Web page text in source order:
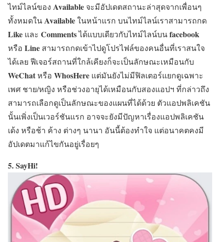
ไทม์ไลน์ของ Available จะมีอัปเดตสถานะล่าสุดจากเพื่อนๆ
ทั้งหมดในAvailableในหน้าแรก บนไทม์ไลน์เราสามารถกด
Like และ Commentsได้แบบเดียวกับไทม์ไลน์บนfacebook
หรือ Line สามารถกดเข้าไปดูโปรไฟล์ของคนอื่นที่เราสนใจ
ได้เลย ฟีเจอร์สถานที่ใกล้เคียงก็จะเป็นลักษณะเหมือนกับ
WeChatหรือ WhosHere แต่มันยังไม่มีฟิลเตอร์แยกดูเฉพาะ
เพศ ชาย/หญิง หรือช่วงอายุได้เหมือนกับสองแอปฯ ที่กล่าวถึง
สามารถเลือกดูเป็นลักษณะของแผนที่ได้ด้วย ตัวแอปพลิเคชัน
นั้นเพิ่งเป็นเวอร์ชันแรก อาจจะยังมีปัญหาเรื่องแอปพลิเคชัน
เด้ง หรือช้า ค้าง ต่างๆ นานา อันนี้ต้องทำใจ แต่อนาคตคงมี
อัปเดตมาแก้ไขกันอยู่เรื่อยๆ
5. SayHi!